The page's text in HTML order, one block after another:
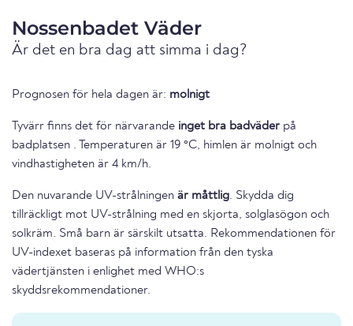
Nossenbadet Väder
Är det en bra dag att simma i dag?
Prognosen för hela dagen är: molnigt
Tyvärr finns det för närvarande inget bra badväder på
badplatsen . Temperaturen är 19 °C, himlen är molnigt och
vindhastigheten är 4 km/h.
Den nuvarande UV-strålningen är måttlig. Skydda dig
tillräckligt mot UV-strålning med en skjorta, solglasögon och
solkräm. Små barn är särskilt utsatta. Rekommendationen för
UV-indexet baseras på information från den tyska
vädertjänsten i enlighet med WHO:s
skyddsrekommendationer.